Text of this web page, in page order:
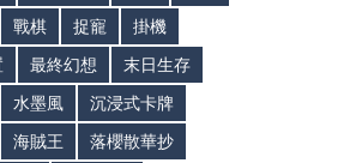
戰棋 捉寵
掛機
最終幻想
末日生存
水墨風
沉浸式卡牌
海賊王
落櫻散華抄